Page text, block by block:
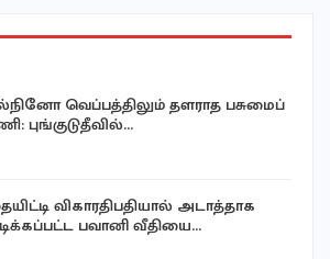
வெப்பத்திலும் தளராத பசுமைப்
புங்குடுதீவில்…
விகாரதிபதியால் அடாத்தாக
பவானி வீதியை…